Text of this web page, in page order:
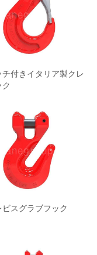
付きイタリア製クレ
スグラブフック